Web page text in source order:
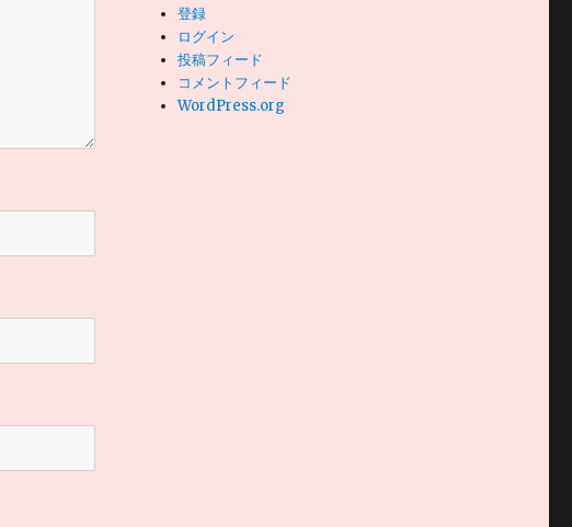
登録
ログイン
投稿フィード
コメントフィード
WordPress.org